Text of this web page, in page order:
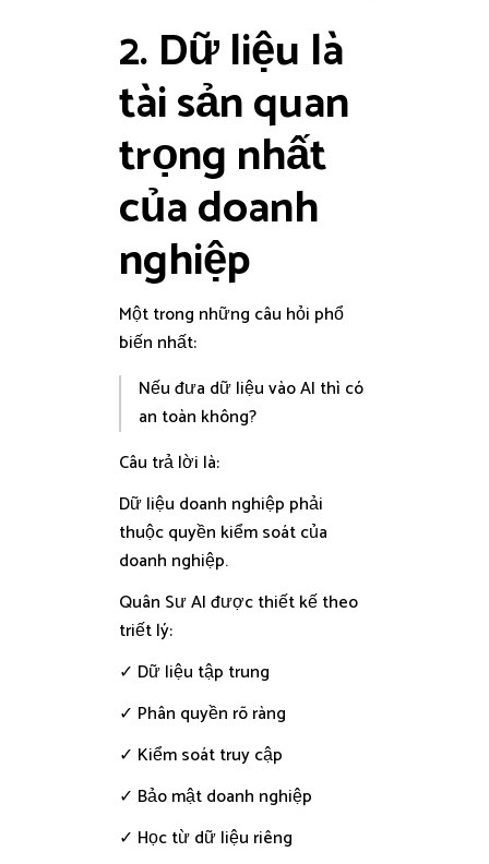
2. Dữ liệu là
tài sản quan
trọng nhất
của doanh
nghiệp
Một trong những câu hỏi phổ
biến nhất:
Nếu đưa dữ liệu vào AI thì có
an toàn không?
Câu trả lời là:
Dữ liệu doanh nghiệp phải
thuộc quyền kiểm soát của
doanh nghiệp.
Quân Sư AI được thiết kế theo
triết lý:
✓ Dữ liệu tập trung
✓ Phân quyền rõ ràng
✓ Kiểm soát truy cập
✓ Bảo mật doanh nghiệp
✓ Học từ dữ liệu riêng